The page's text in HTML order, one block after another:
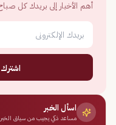
أهم الأخبار إلى بريدك كل
اشترك
اسأل الخبر
مساعد ذكي يجيب من سياق